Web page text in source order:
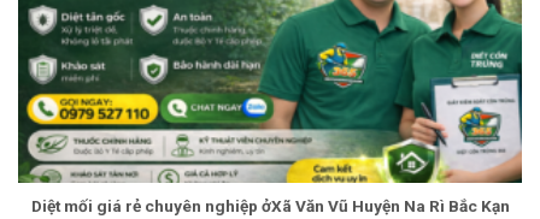
Diệt mối giá rẻ chuyên nghiệp ởXã Văn Vũ Huyện Na Rì Bắc Kạn